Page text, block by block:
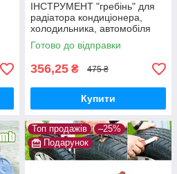
ІНСТРУМЕНТ "гребінь" для
радіатора кондиціонера,
холодильника, автомобіля
(очищення, ремонт)
Готово до відправки
356,25 ₴ 475 ₴
Купити
Топ продажів
–25%
Подарунок